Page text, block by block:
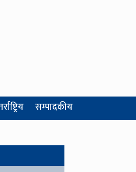
सम्पादकीय